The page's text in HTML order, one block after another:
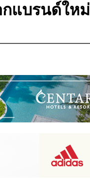
แบรนด์ใหม่